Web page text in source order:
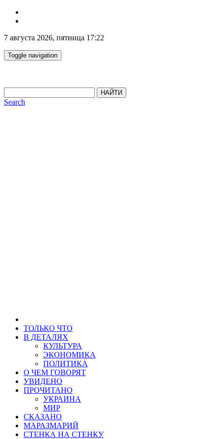
7 августа 2026, пятница 17:22
Toggle navigation
НАЙТИ
Search
ТОЛЬКО ЧТО
В ДЕТАЛЯХ
КУЛЬТУРА
ЭКОНОМИКА
ПОЛИТИКА
О ЧЕМ ГОВОРЯТ
УВИДЕНО
ПРОЧИТАНО
УКРАИНА
МИР
СКАЗАНО
МАРАЗМАРИЙ
СТЕНКА НА СТЕНКУ